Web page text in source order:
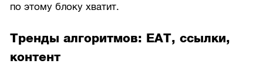
по этому блоку хватит.
Тренды алгоритмов: EAT, ссылки,
контент